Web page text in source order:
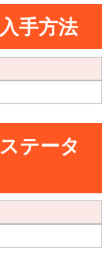
手方法
テータ